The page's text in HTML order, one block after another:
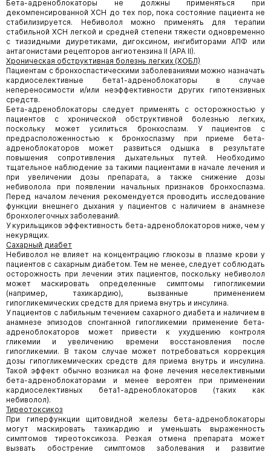
Бета-адреноблокаторы не должны применяться при
декомпенсированной ХСН до тех пор, пока состояние пациента не
стабилизируется. Небиволол можно применять для терапии
стабильной ХСН легкой и средней степени тяжести одновременно
с тиазидными диуретиками, дигоксином, ингибиторами АПФ или
антагонистами рецепторов ангиотензина II (АРА II).
Хроническая обструктивная болезнь легких (ХОБЛ)
Пациентам с бронхоспастическими заболеваниями можно назначать
кардиоселективные бета1-адреноблокаторы в случае
непереносимости и/или неэффективности других гипотензивных
средств.
Бета-адреноблокаторы следует применять с осторожностью у
пациентов с хронической обструктивной болезнью легких,
поскольку может усилиться бронхоспазм. У пациентов с
предрасположенностью к бронхоспазму при приеме бета-
адреноблокаторов может развиться одышка в результате
повышения сопротивления дыхательных путей. Необходимо
тщательное наблюдение за такими пациентами в начале лечения и
при увеличении дозы препарата, а также снижение дозы
небиволола при появлении начальных признаков бронхоспазма.
Перед началом лечения рекомендуется проводить исследование
функции внешнего дыхания у пациентов с наличием в анамнезе
бронхолегочных заболеваний.
У курильщиков эффективность бета-адреноблокаторов ниже, чем у
некурящих.
Сахарный диабет
Небиволол не влияет на концентрацию глюкозы в плазме крови у
пациентов с сахарным диабетом. Тем не менее, следует соблюдать
осторожность при лечении этих пациентов, поскольку небиволол
может маскировать определенные симптомы гипогликемии
(например, тахикардию), вызванные применением
гипогликемических средств для приема внутрь и инсулина.
У пациентов с лабильным течением сахарного диабета и наличием в
анамнезе эпизодов спонтанной гипогликемии применение бета-
адреноблокаторов может привести к ухудшению контроля
гликемии и увеличению времени восстановления после
гипогликемии. В таком случае может потребоваться коррекция
дозы гипогликемических средств для приема внутрь и инсулина.
Такой эффект обычно возникал на фоне лечения неселективными
бета-адреноблокаторами и менее вероятен при применении
кардиоселективных бета1-адреноблокаторов (таких как
небиволол).
Тиреотоксикоз
При гиперфункции щитовидной железы бета-адреноблокаторы
могут маскировать тахикардию и уменьшать выраженность
симптомов тиреотоксикоза. Резкая отмена препарата может
вызвать обострение симптомов заболевания и развитие